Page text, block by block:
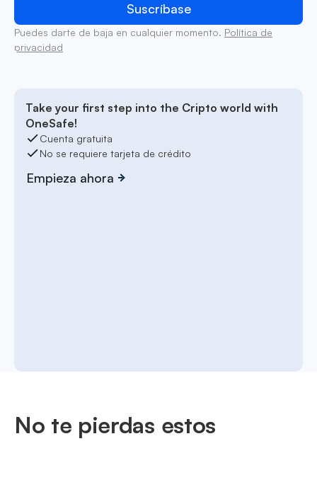
Puedes darte de baja en cualquier momento. Política de
privacidad
Take your first step into the Cripto world with
OneSafe!
Cuenta gratuita
No se requiere tarjeta de crédito
Empieza ahora
No te pierdas estos